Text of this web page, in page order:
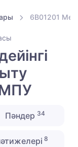
6B01201
Пәндер 34
8